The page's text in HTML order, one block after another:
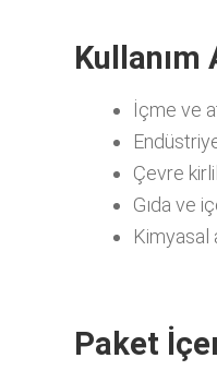
Kullanım
İçme ve
Çevre
Gıda ve
Kimyasal
Paket